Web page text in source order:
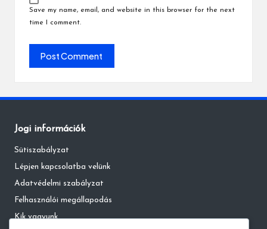
Save my name, email, and website in this browser for the next
time I comment.
Jogi információk
Sütiszabályzat
Lépjen kapcsolatba velünk
Adatvédelmi szabályzat
Felhasználói megállapodás
Kik vagyunk